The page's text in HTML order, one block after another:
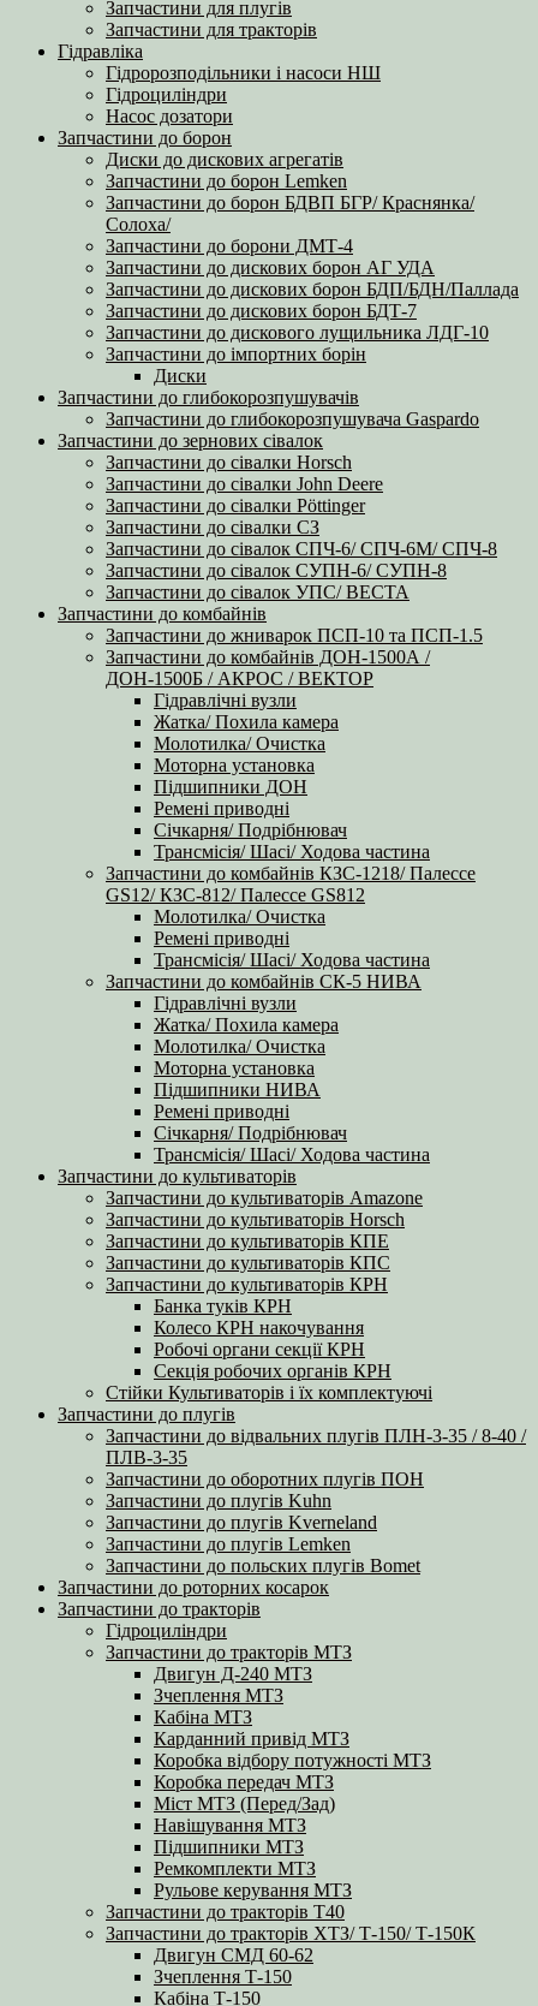
Запчастини для плугів
Запчастини для тракторів
Гідравліка
Гідророзподільники і насоси НШ
Гідроциліндри
Насос дозатори
Запчастини до борон
Диски до дискових агрегатів
Запчастини до борон Lemken
Запчастини до борон БДВП БГР/ Краснянка/
Солоха/
Запчастини до борони ДМТ-4
Запчастини до дискових борон АГ УДА
Запчастини до дискових борон БДП/БДН/Паллада
Запчастини до дискових борон БДТ-7
Запчастини до дискового лущильника ЛДГ-10
Запчастини до імпортних борін
Диски
Запчастини до глибокорозпушувачів
Запчастини до глибокорозпушувача Gaspardo
Запчастини до зернових сівалок
Запчастини до сівалки Horsch
Запчастини до сівалки John Deere
Запчастини до сівалки Pöttinger
Запчастини до сівалки СЗ
Запчастини до сівалок СПЧ-6/ СПЧ-6М/ СПЧ-8
Запчастини до сівалок СУПН-6/ СУПН-8
Запчастини до сівалок УПС/ ВЕСТА
Запчастини до комбайнів
Запчастини до жниварок ПСП-10 та ПСП-1.5
Запчастини до комбайнів ДОН-1500А /
ДОН-1500Б / АКРОС / ВЕКТОР
Гідравлічні вузли
Жатка/ Похила камера
Молотилка/ Очистка
Моторна установка
Підшипники ДОН
Ремені приводні
Січкарня/ Подрібнювач
Трансмісія/ Шасі/ Ходова частина
Запчастини до комбайнів КЗС-1218/ Палессе
GS12/ КЗС-812/ Палессе GS812
Молотилка/ Очистка
Ремені приводні
Трансмісія/ Шасі/ Ходова частина
Запчастини до комбайнів СК-5 НИВА
Гідравлічні вузли
Жатка/ Похила камера
Молотилка/ Очистка
Моторна установка
Підшипники НИВА
Ремені приводні
Січкарня/ Подрібнювач
Трансмісія/ Шасі/ Ходова частина
Запчастини до культиваторів
Запчастини до культиваторів Amazone
Запчастини до культиваторів Horsch
Запчастини до культиваторів КПЕ
Запчастини до культиваторів КПС
Запчастини до культиваторів КРН
Банка туків КРН
Колесо КРН накочування
Робочі органи секції КРН
Секція робочих органів КРН
Стійки Культиваторів і їх комплектуючі
Запчастини до плугів
Запчастини до відвальних плугів ПЛН-3-35 / 8-40 /
ПЛВ-3-35
Запчастини до оборотних плугів ПОН
Запчастини до плугів Kuhn
Запчастини до плугів Kverneland
Запчастини до плугів Lemken
Запчастини до польских плугів Bomet
Запчастини до роторних косарок
Запчастини до тракторів
Гідроциліндри
Запчастини до тракторів МТЗ
Двигун Д-240 МТЗ
Зчеплення МТЗ
Кабіна МТЗ
Карданний привід МТЗ
Коробка відбору потужності МТЗ
Коробка передач МТЗ
Міст МТЗ (Перед/Зад)
Навішування МТЗ
Підшипники МТЗ
Ремкомплекти МТЗ
Рульове керування МТЗ
Запчастини до тракторів Т40
Запчастини до тракторів ХТЗ/ Т-150/ Т-150К
Двигун СМД 60-62
Зчеплення Т-150
Кабіна Т-150